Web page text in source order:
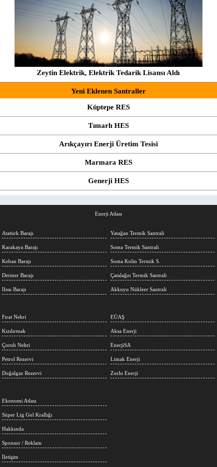
Zeytin Elektrik, Elektrik Tedarik Lisansı Aldı
Yeni Eklenen Santraller
Küptepe RES
Tımarlı HES
Arıkçayırı Enerji Üretim Tesisi
Marmara RES
Generji HES
Enerji Atlası
Atatürk Barajı
Karakaya Barajı
Keban Barajı
Deriner Barajı
Ilısu Barajı
Yatağan Termik Santrali
Soma Termik Santrali
Soma Kolin Termik S.
Çatalağzı Termik Santrali
Akkuyu Nükleer Santrali
Fırat Nehri
Kızılırmak
Çoruh Nehri
Petrol Rezervi
Doğalgaz Rezervi
EÜAŞ
Aksa Enerji
EnerjiSA
Limak Enerji
Zorlu Enerji
Ekonomi Atlası
Süper Lig Gol Krallığı
Hakkında
Sponsor / Reklam
İletişim